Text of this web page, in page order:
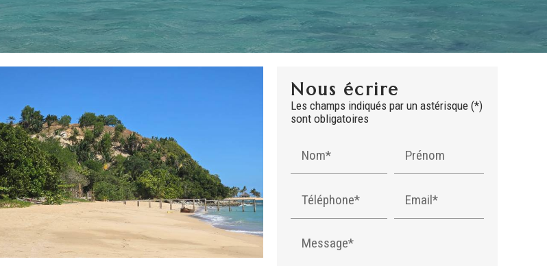
Nous écrire
Les champs indiqués par un astérisque (*)
sont obligatoires
Nom* Prénom
Téléphone* Email*
Message*